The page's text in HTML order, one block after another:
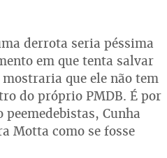
derrota seria péssima
em que tenta salvar
que ele não tem
do próprio PMDB. É por
peemedebistas, Cunha
Motta como se fosse